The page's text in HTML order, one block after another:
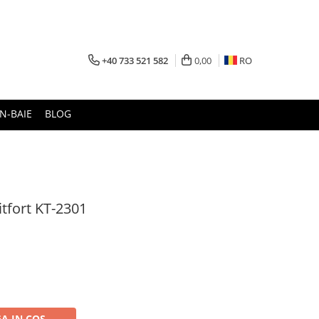
+40 733 521 582 0,00 RO
BAIE BLOG
KT-2301